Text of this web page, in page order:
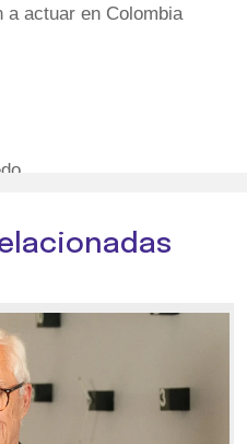
a actuar en Colombia